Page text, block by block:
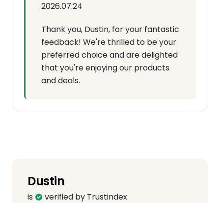
2026.07.24
Thank you, Dustin, for your fantastic
feedback! We're thrilled to be your
preferred choice and are delighted
that you're enjoying our products
and deals.
Dustin
is verified by Trustindex